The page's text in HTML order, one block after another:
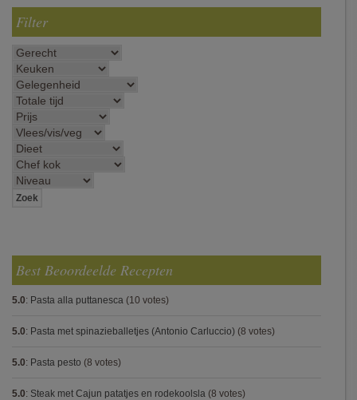
Filter
Best Beoordeelde Recepten
5.0: Pasta alla puttanesca (10 votes)
5.0: Pasta met spinazieballetjes (Antonio Carluccio) (8 votes)
5.0: Pasta pesto (8 votes)
5.0: Steak met Cajun patatjes en rodekoolsla (8 votes)